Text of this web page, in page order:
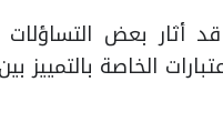
بعض التساؤلات
الخاصة